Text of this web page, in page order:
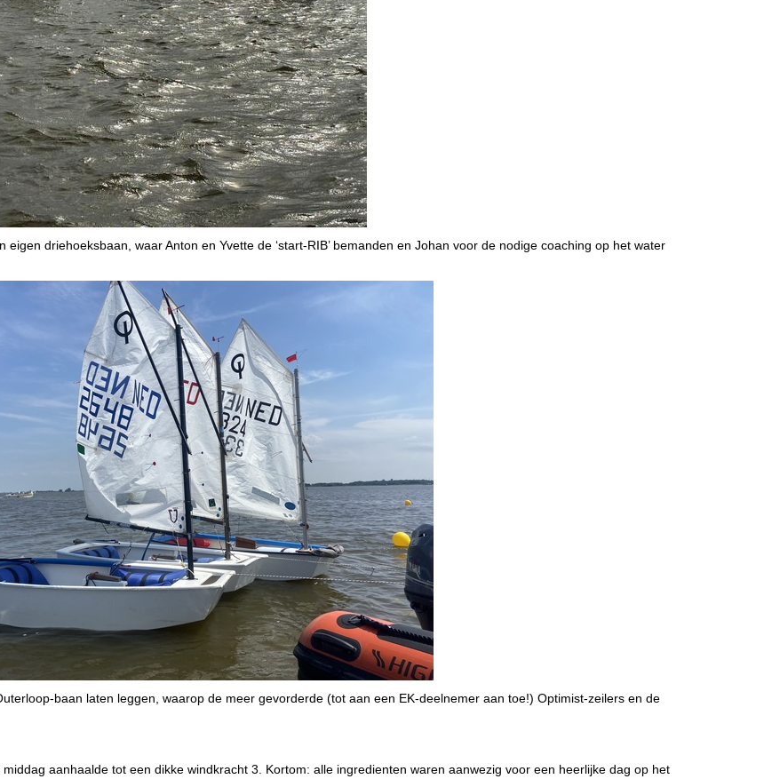
driehoeksbaan, waar Anton en Yvette de ‘start-RIB’ bemanden en Johan voor de nodige coaching op het water
baan laten leggen, waarop de meer gevorderde (tot aan een EK-deelnemer aan toe!) Optimist-zeilers en de
aanhaalde tot een dikke windkracht 3. Kortom: alle ingredienten waren aanwezig voor een heerlijke dag op het